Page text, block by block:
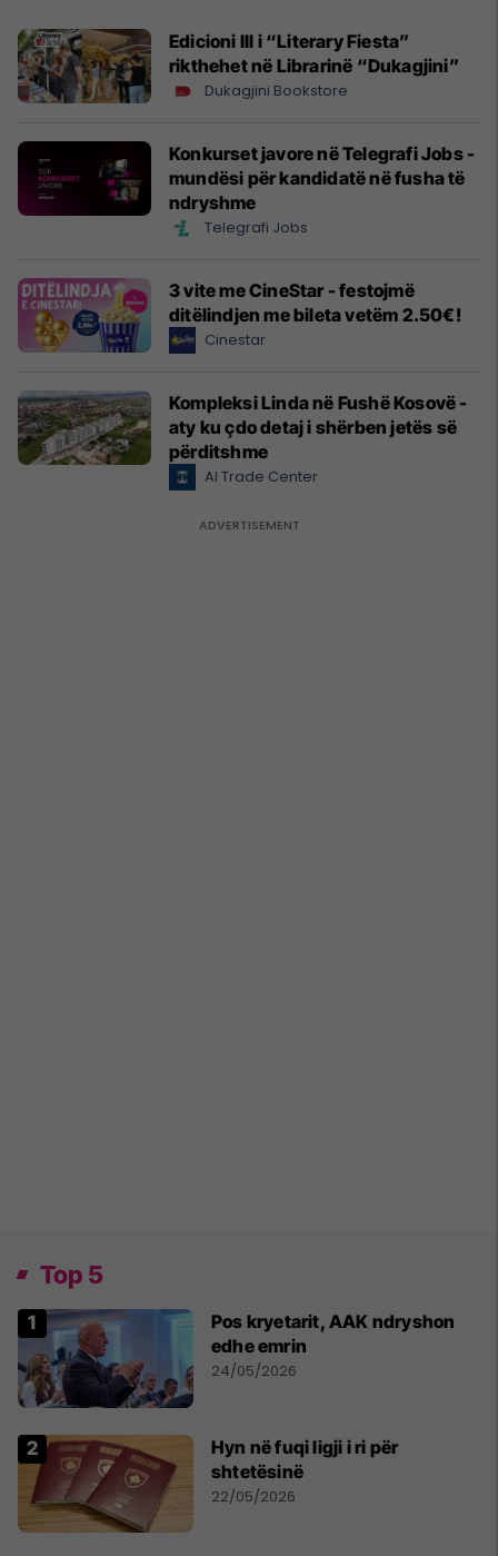
Edicioni III i “Literary Fiesta”
rikthehet në Librarinë “Dukagjini”
Dukagjini Bookstore
Konkurset javore në Telegrafi Jobs -
mundësi për kandidatë në fusha të
ndryshme
Telegrafi Jobs
3 vite me CineStar - festojmë
ditëlindjen me bileta vetëm 2.50€!
Cinestar
Kompleksi Linda në Fushë Kosovë -
aty ku çdo detaj i shërben jetës së
përditshme
Al Trade Center
Top 5
Pos kryetarit, AAK ndryshon
edhe emrin
24/05/2026
Hyn në fuqi ligji i ri për
shtetësinë
22/05/2026